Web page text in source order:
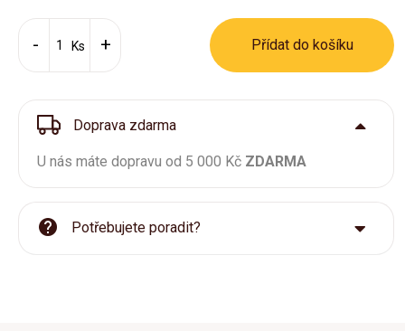
Ks Přídat do košíku
Doprava zdarma
U nás máte dopravu od 5 000 Kč ZDARMA
Potřebujete poradit?